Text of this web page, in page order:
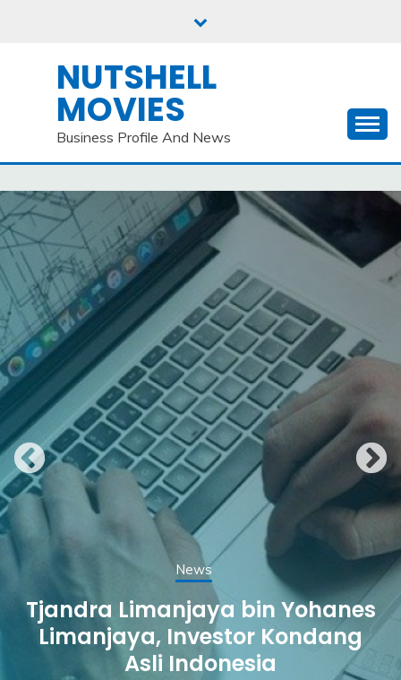
NUTSHELL
MOVIES
Business Profile And News
News
Merger 3 Anak Usaha Pertamina:
Bisa Tanpa PHK, tapi Fokus pada
Penguatan Struktur?